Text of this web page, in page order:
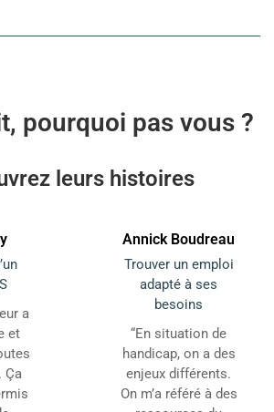
pourquoi pas vous ?
leurs histoires
a
et
Ça
Annick Boudreau
Trouver un emploi
adapté à ses
besoins
“En situation de
handicap, on a des
enjeux différents.
On m’a référé à des